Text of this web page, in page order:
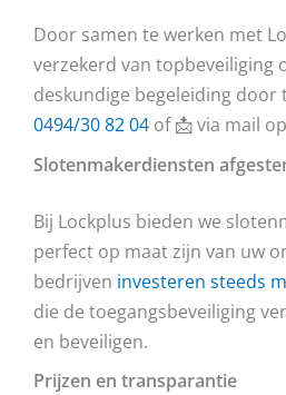
Door samen te werken met
verzekerd van topbeveiliging
deskundige begeleiding door
0494/30 82 04 of 📩 via mail op
Slotenmakerdiensten
Bij Lockplus bieden we
perfect op maat zijn van uw
bedrijven investeren steeds
die de toegangsbeveiliging
en beveiligen.
Prijzen en transparantie